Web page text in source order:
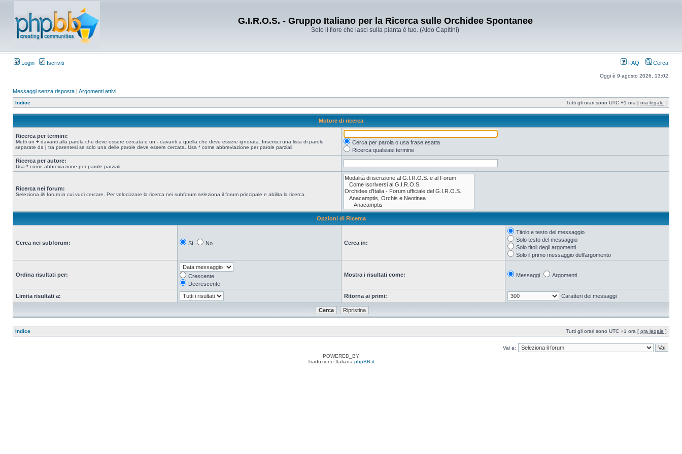
G.I.R.O.S. - Gruppo Italiano per la Ricerca sulle Orchidee Spontanee
Solo il fiore che lasci sulla pianta è tuo. (Aldo Capitini)
Login Iscriviti FAQ Cerca
Oggi è 9 agosto 2026, 13:02
Messaggi senza risposta | Argomenti attivi
Indice Tutti gli orari sono UTC +1 ora [ ora legale ]
Motore di ricerca
Ricerca per termini:
Metti un + davanti alla parola che deve essere cercata e un - davanti a quella che deve essere ignorata. Inserisci una lista di parole
separate da | tra parentesi se solo una delle parole deve essere cercata. Usa * come abbreviazione per parole parziali.
Cerca per parola o usa frase esatta
Ricerca qualsiasi termine
Ricerca per autore:
Usa * come abbreviazione per parole parziali.
Ricerca nei forum:
Seleziona il/i forum in cui vuoi cercare. Per velocizzare la ricerca nei subforum seleziona il forum principale e abilita la ricerca.
Opzioni di Ricerca
Cerca nei subforum: Sì No Cerca in:
Titolo e testo del messaggio
Solo testo del messaggio
Solo titoli degli argomenti
Solo il primo messaggio dell’argomento
Ordina risultati per:
Crescente
Decrescente
Mostra i risultati come: Messaggi Argomenti
Limita risultati a: Ritorna ai primi: Caratteri dei messaggi
Indice Tutti gli orari sono UTC +1 ora [ ora legale ]
Vai a:
POWERED_BY
Traduzione Italiana phpBB.it